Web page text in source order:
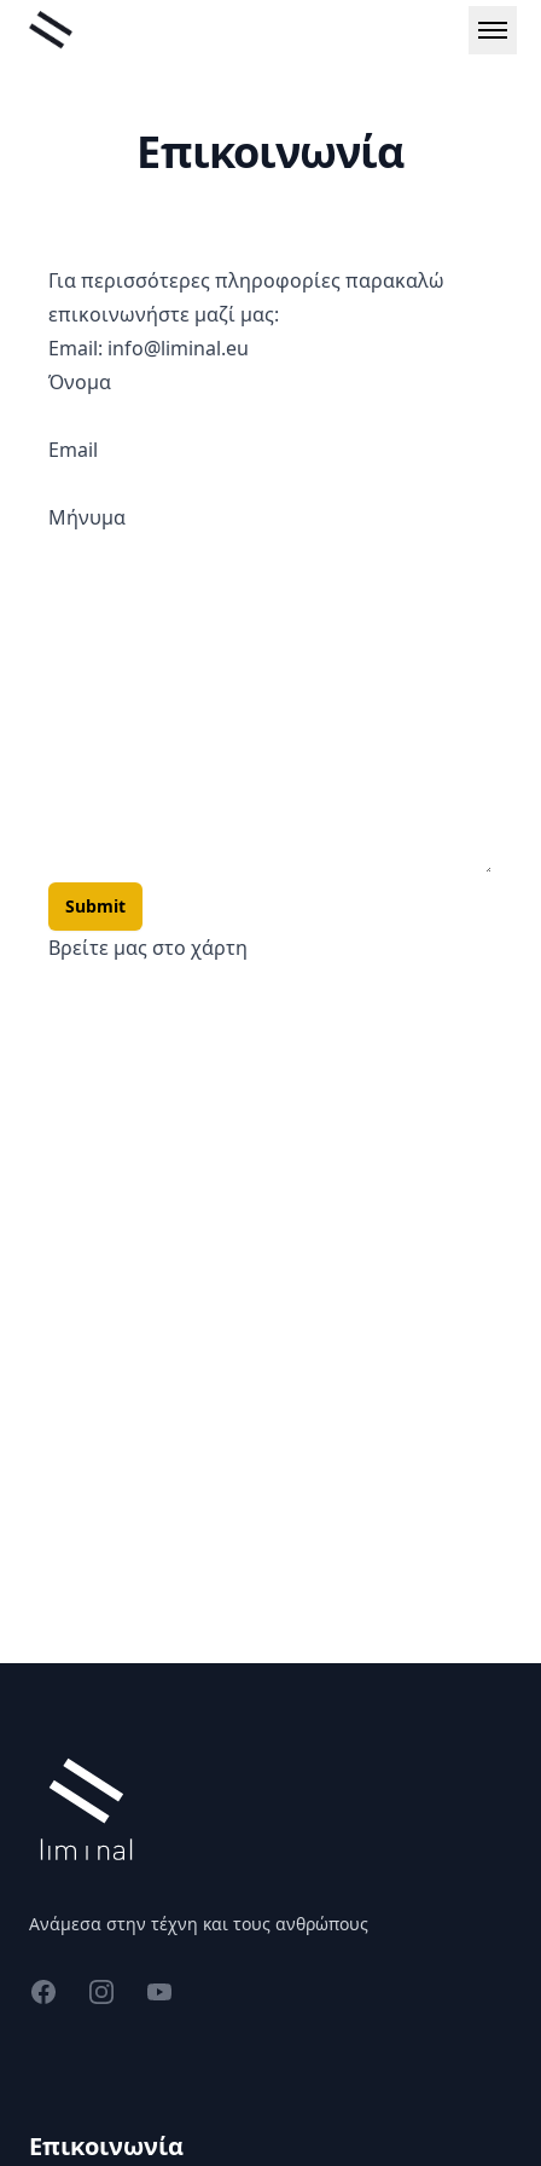
Μετάβαση
Liminal
Επικοινωνία
Για περισσότερες πληροφορίες παρακαλώ
επικοινωνήστε μαζί μας:
Email: info@liminal.eu
Όνομα
Email
Μήνυμα
Βρείτε μας στο χάρτη
Ανάμεσα στην τέχνη και τους ανθρώπους
FacebookInstagramYouTube
Επικοινωνία